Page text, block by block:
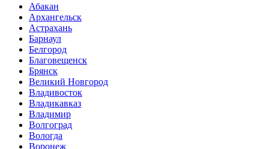
Абакан
Архангельск
Астрахань
Барнаул
Белгород
Благовещенск
Брянск
Великий Новгород
Владивосток
Владикавказ
Владимир
Волгоград
Вологда
Воронеж